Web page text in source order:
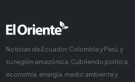
Noticias de Ecuador, Colombia y Perú, y
su región amazónica. Cubriendo política,
economía, energía, medio ambiente y